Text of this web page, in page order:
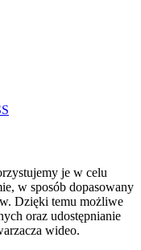
je w celu
w sposób dopasowany
Dzięki temu możliwe
oraz udostępnianie
wideo.